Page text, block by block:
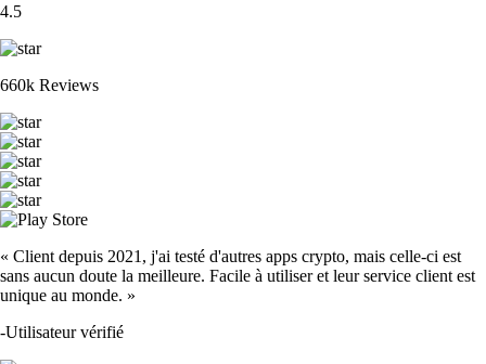
4.5
660k Reviews
« Client depuis 2021, j'ai testé d'autres apps crypto, mais celle-ci est
sans aucun doute la meilleure. Facile à utiliser et leur service client est
unique au monde. »
-Utilisateur vérifié